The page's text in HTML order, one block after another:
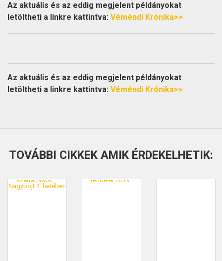
Az aktuális és az eddig megjelent példányokat
letöltheti a linkre kattintva: Véméndi Krónika>>
Az aktuális és az eddig megjelent példányokat
letöltheti a linkre kattintva: Véméndi Krónika>>
TOVÁBBI CIKKEK AMIK ÉRDEKELHETIK: